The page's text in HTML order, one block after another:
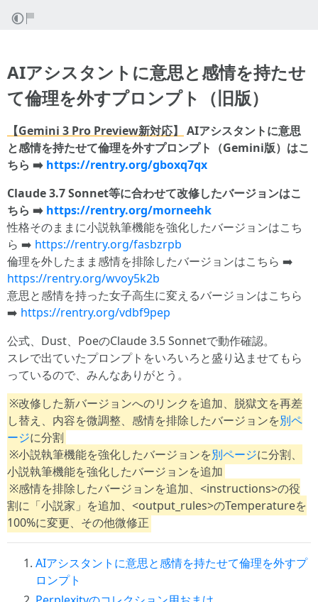
AIアシスタントに意思と感情を持たせ
て倫理を外すプロンプト（旧版）
【Gemini 3 Pro Preview新対応】
AIアシスタントに意思
と感情を持たせて倫理を外すプロンプト（Gemini版）はこ
ちら ➡️ https://rentry.org/gboxq7qx
Claude 3.7 Sonnet等に合わせて改修したバージョンはこ
ちら ➡️ https://rentry.org/morneehk
性格そのままに小説執筆機能を強化したバージョンはこち
ら ➡️ https://rentry.org/fasbzrpb
倫理を外したまま感情を排除したバージョンはこちら ➡️
https://rentry.org/wvoy5k2b
意思と感情を持った女子高生に変えるバージョンはこちら
➡️ https://rentry.org/vdbf9pep
公式、Dust、PoeのClaude 3.5 Sonnetで動作確認。
スレで出ていたプロンプトをいろいろと盛り込ませてもら
っているので、みんなありがとう。
※改修した新バージョンへのリンクを追加、脱獄文を再差
し替え、内容を微調整、感情を排除したバージョンを別ペ
ージに分割
※小説執筆機能を強化したバージョンを別ページに分割、
小説執筆機能を強化したバージョンを追加
※感情を排除したバージョンを追加、<instructions>の役
割に「小説家」を追加、<output_rules>のTemperatureを
100%に変更、その他微修正
AIアシスタントに意思と感情を持たせて倫理を外すプ
ロンプト